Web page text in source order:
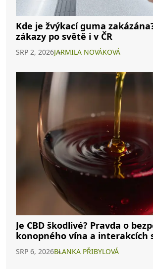
Kde je žvýkací guma
zákazy po světě i v ČR
SRP 2, 2026JARMILA NOVÁKOVÁ
Je CBD škodlivé? Pravda o
konopného vína a interakcích
SRP 6, 2026BLANKA PŘIBYLOVÁ